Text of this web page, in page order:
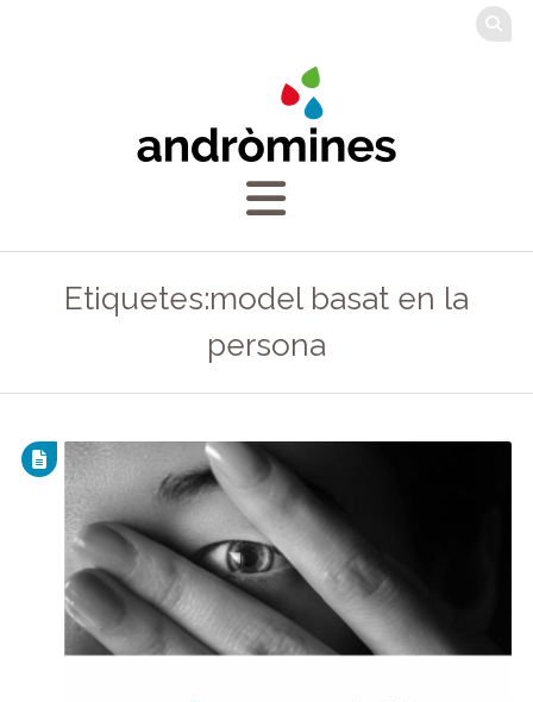
Etiquetes:model basat en la
persona